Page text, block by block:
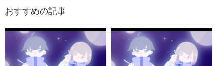
おすすめの記事